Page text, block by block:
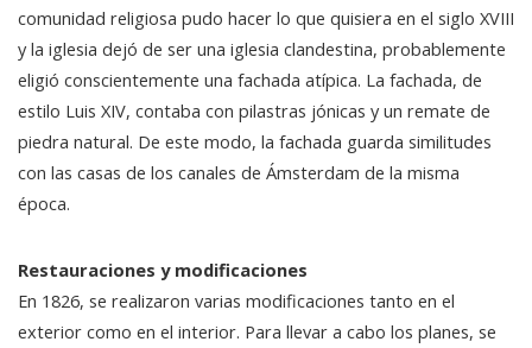
comunidad religiosa pudo hacer lo que quisiera en el siglo XVIII
y la iglesia dejó de ser una iglesia clandestina, probablemente
eligió conscientemente una fachada atípica. La fachada, de
estilo Luis XIV, contaba con pilastras jónicas y un remate de
piedra natural. De este modo, la fachada guarda similitudes
con las casas de los canales de Ámsterdam de la misma
época.
Restauraciones y modificaciones
En 1826, se realizaron varias modificaciones tanto en el
exterior como en el interior. Para llevar a cabo los planes, se